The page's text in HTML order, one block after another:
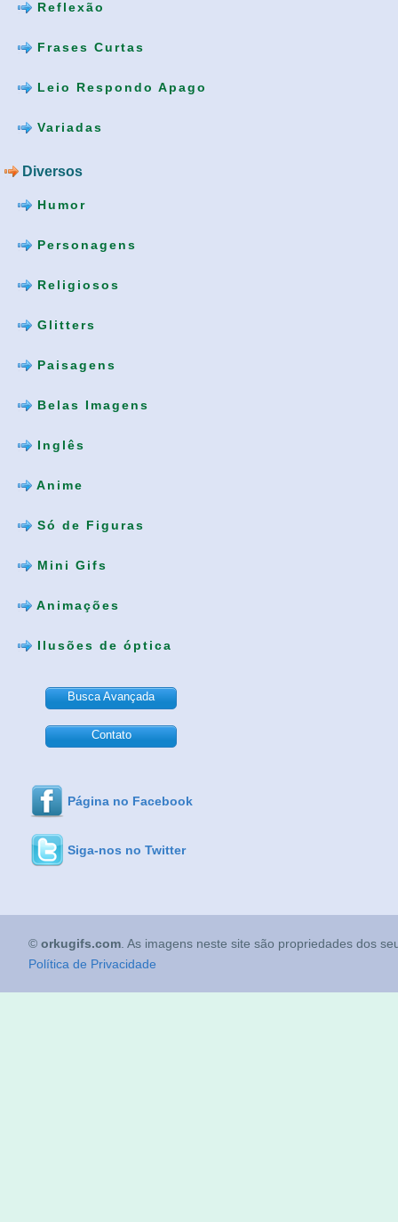
Reflexão
Frases Curtas
Leio Respondo Apago
Variadas
Diversos
Humor
Personagens
Religiosos
Glitters
Paisagens
Belas Imagens
Inglês
Anime
Só de Figuras
Mini Gifs
Animações
Ilusões de óptica
Busca Avançada
Contato
Página no Facebook
Siga-nos no Twitter
© orkugifs.com . As imagens neste site são propriedades dos
Política de Privacidade